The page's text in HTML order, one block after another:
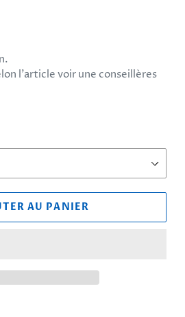
l’article voir une conseillères
AU PANIER